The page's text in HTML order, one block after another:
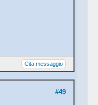
Cita messaggio
#49